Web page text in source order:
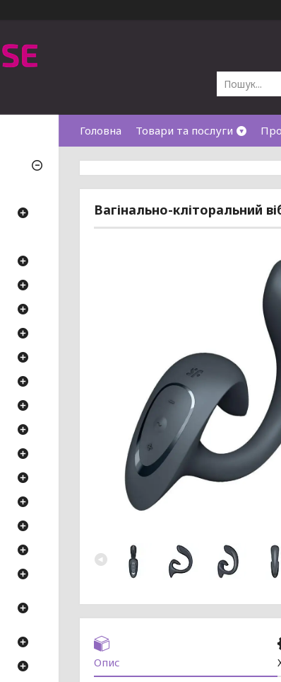
Головна Товари та послуги
Вагінально-кліторальний
Опис